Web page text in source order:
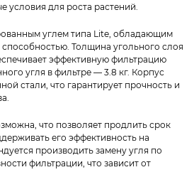
условия для роста растений.
углем типа Lite, обладающим
Толщина угольного слоя
эффективную фильтрацию
угля в фильтре — 3.8 кг. Корпус
стали, что гарантирует прочность и
что позволяет продлить срок
его эффективность на
производить замену угля по
фильтрации, что зависит от